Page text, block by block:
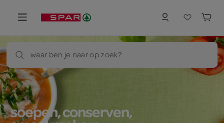
waar ben je naar op zoek?
soepen, conserven,